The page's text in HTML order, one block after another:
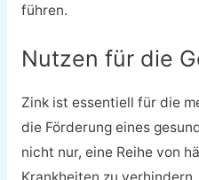
führen.
Nutzen für die
Zink ist essentiell für die
die Förderung eines
nicht nur, eine Reihe von